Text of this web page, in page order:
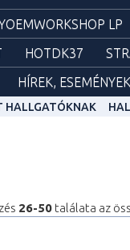
LP
HOTDK37
HÍREK, ESEMÉNYEK
HALLGATÓKNAK
26-50 találata az